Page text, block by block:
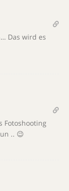
Das wird es
Fotoshooting
.. 😉